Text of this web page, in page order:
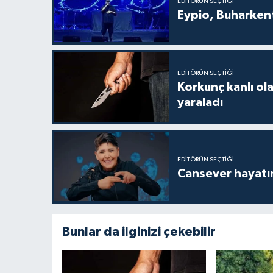
Eypio,
EDITÖRÜN SEÇTIĞI
Korkunç kanlı
yaraladı
EDITÖRÜN SEÇTIĞI
Cansever
Bunlar da ilginizi çekebilir